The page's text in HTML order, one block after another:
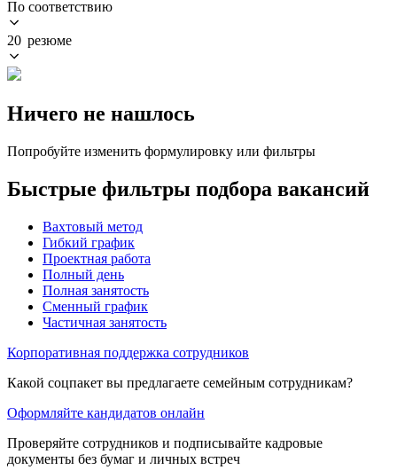
По соответствию
20 резюме
Ничего не нашлось
Попробуйте изменить формулировку или фильтры
Быстрые фильтры подбора вакансий
Вахтовый метод
Гибкий график
Проектная работа
Полный день
Полная занятость
Сменный график
Частичная занятость
Корпоративная поддержка сотрудников
Какой соцпакет вы предлагаете семейным сотрудникам?
Оформляйте кандидатов онлайн
Проверяйте сотрудников и подписывайте кадровые
документы без бумаг и личных встреч